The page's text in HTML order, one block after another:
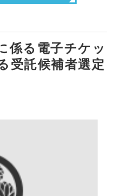
係る電子チケッ
受託候補者選定